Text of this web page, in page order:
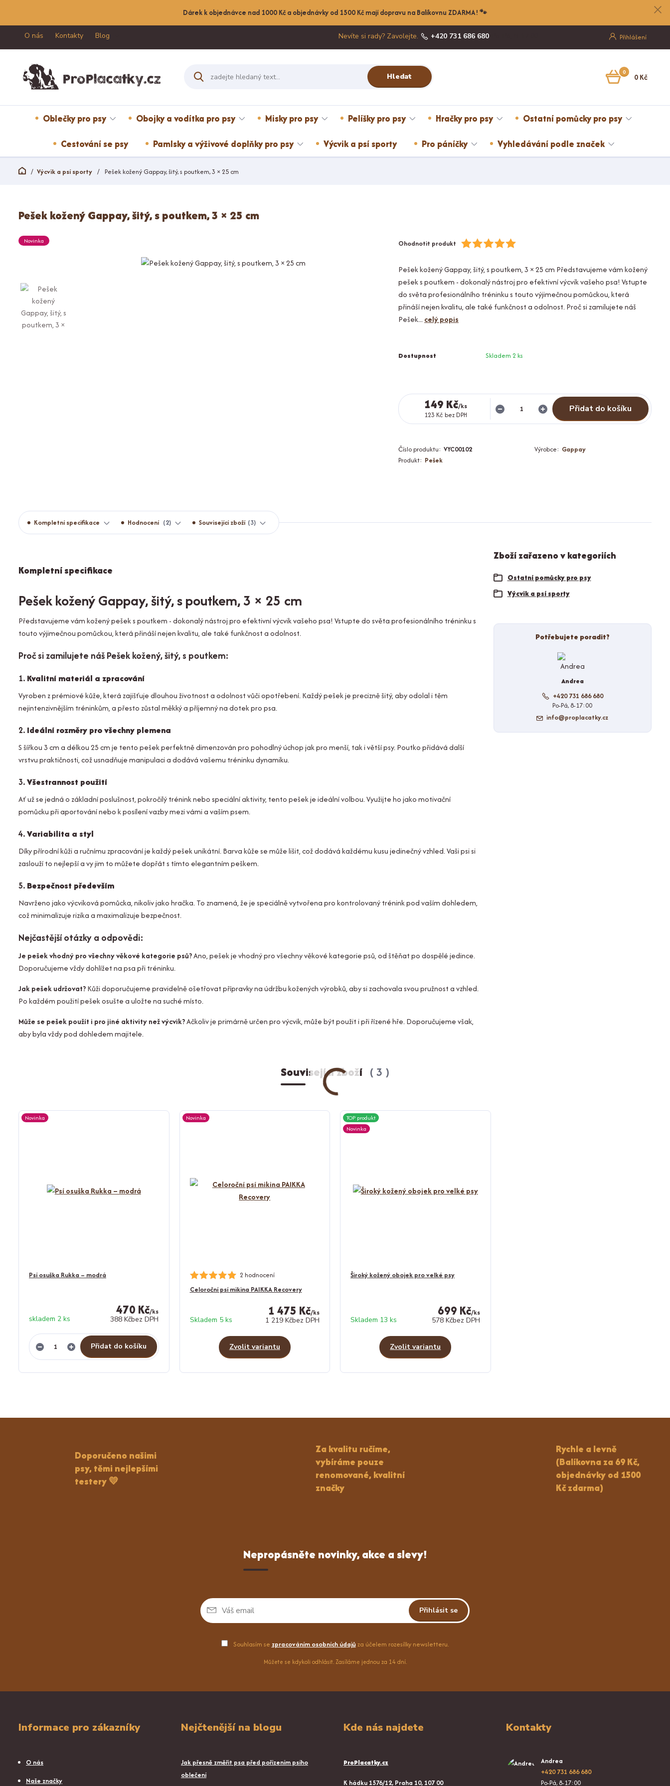
Dárek k objednávce nad 1000 Kč a objednávky od 1500 Kč mají dopravu na Balíkovnu ZDARMA! 🐾
O nás Kontakty Blog Přihlášení
Hledat
Nevíte si rady? Zavolejte. +420 731 686 680
0 0 Kč
Oblečky pro psy Obojky a vodítka pro psy Misky pro psy Pelíšky pro psy Hračky pro psy Ostatní pomůcky pro psy
Cestování se psy Pamlsky a výživové doplňky pro psy Výcvik a psí sporty Pro páníčky Vyhledávání podle značek
Výcvik a psí sporty Pešek kožený Gappay, šitý, s poutkem, 3 × 25 cm
Pešek kožený Gappay, šitý, s poutkem, 3 × 25 cm
Novinka Ohodnotit produkt
Pešek kožený Gappay, šitý, s poutkem, 3 × 25 cm Představujeme vám kožený
pešek s poutkem - dokonalý nástroj pro efektivní výcvik vašeho psa! Vstupte
do světa profesionálního tréninku s touto výjimečnou pomůckou, která
přináší nejen kvalitu, ale také funkčnost a odolnost. Proč si zamilujete náš
Pešek...celý popis
Dostupnost Skladem 2 ks
149 Kč/ks
123 Kč bez DPH
Přidat do košíku
Číslo produktu: VYC00102 Výrobce: Gappay
Produkt: Pešek
Kompletní specifikace Hodnocení 2 Související zboží 3
Kompletní specifikace
Pešek kožený Gappay, šitý, s poutkem, 3 × 25 cm
Představujeme vám kožený pešek s poutkem - dokonalý nástroj pro efektivní výcvik vašeho psa! Vstupte do světa profesionálního tréninku s
touto výjimečnou pomůckou, která přináší nejen kvalitu, ale také funkčnost a odolnost.
Proč si zamilujete náš Pešek kožený, šitý, s poutkem:
1. Kvalitní materiál a zpracování
Vyroben z prémiové kůže, která zajišťuje dlouhou životnost a odolnost vůči opotřebení. Každý pešek je precizně šitý, aby odolal i těm
nejintenzivnějším tréninkům, a přesto zůstal měkký a příjemný na dotek pro psa.
2. Ideální rozměry pro všechny plemena
S šířkou 3 cm a délkou 25 cm je tento pešek perfektně dimenzován pro pohodlný úchop jak pro menší, tak i větší psy. Poutko přidává další
vrstvu praktičnosti, což usnadňuje manipulaci a dodává vašemu tréninku dynamiku.
3.Všestrannost použití
Ať už se jedná o základní poslušnost, pokročilý trénink nebo speciální aktivity, tento pešek je ideální volbou. Využijte ho jako motivační
pomůcku při aportování nebo k posílení vazby mezi vámi a vaším psem.
4.Variabilita a styl
Díky přírodní kůži a ručnímu zpracování je každý pešek unikátní. Barva kůže se může lišit, což dodává každému kusu jedinečný vzhled. Vaši psi si
zaslouží to nejlepší a vy jim to můžete dopřát s tímto elegantním peškem.
5. Bezpečnost především
Navrženo jako výcviková pomůcka, nikoliv jako hračka. To znamená, že je speciálně vytvořena pro kontrolovaný trénink pod vaším dohledem,
což minimalizuje rizika a maximalizuje bezpečnost.
Nejčastější otázky a odpovědi:
Je pešek vhodný pro všechny věkové kategorie psů?Ano, pešek je vhodný pro všechny věkové kategorie psů, od štěňat po dospělé jedince.
Doporučujeme vždy dohlížet na psa při tréninku.
Jak pešek udržovat?Kůži doporučujeme pravidelně ošetřovat přípravky na údržbu kožených výrobků, aby si zachovala svou pružnost a vzhled.
Po každém použití pešek osušte a uložte na suché místo.
Může se pešek použít i pro jiné aktivity než výcvik?Ačkoliv je primárně určen pro výcvik, může být použit i při řízené hře. Doporučujeme však,
aby byla vždy pod dohledem majitele.
Zboží zařazeno v kategoriích
Ostatní pomůcky pro psy
Výcvik a psí sporty
Potřebujete poradit?
Andrea
+420 731 686 680
Po-Pá, 8-17:00
info@proplacatky.cz
Související zboží 3
Novinka
Psí osuška Rukka – modrá
470 Kč/ks
388 Kčbez DPH
skladem 2 ks
Přidat do košíku
Novinka
2 hodnocení
Celoroční psí mikina PAIKKA Recovery
1 475 Kč/ks
1 219 Kčbez DPH
Skladem 5 ks
Zvolit variantu
TOP produkt
Novinka
Široký kožený obojek pro velké psy
699 Kč/ks
578 Kčbez DPH
Skladem 13 ks
Zvolit variantu
Doporučeno našimi
psy, těmi nejlepšími
testery 💛
Za kvalitu ručíme,
vybíráme pouze
renomované, kvalitní
značky
Rychle a levně
(Balíkovna za 69 Kč,
objednávky od 1500
Kč zdarma)
Nepropásněte novinky, akce a slevy!
Přihlásit se
Souhlasím se zpracováním osobních údajůza účelem rozesílky newsletteru.
Můžete se kdykoli odhlásit. Zasíláme jednou za 14 dní.
Informace pro zákazníky
O nás
Naše značky
Nejčtenější na blogu
Jak přesně změřit psa před pořízením psího
oblečení
Kde nás najdete
ProPlacatky.cz
K hádku 1576/12, Praha 10, 107 00
Kontakty
Andrea
+420 731 686 680
Po-Pá, 8-17:00